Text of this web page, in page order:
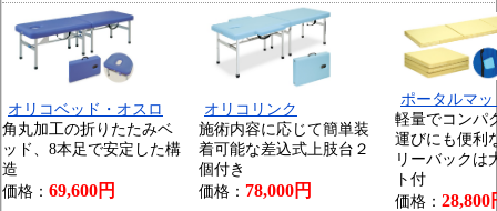
オリコベッド・オスロ
角丸加工の折りたたみベ
ッド、8本足で安定した構
造
価格： 69,600円
オリコリンク
施術内容に応じて簡単装
着可能な差込式上肢台２
個付き
価格： 78,000円
ポータルマッ
軽量でコンパ
運びにも便利
リーバックは
ト付
価格： 28,800